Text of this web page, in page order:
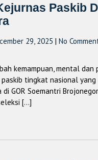
Paskib
29, 2025 | No
kemampuan, mental
tingkat nasional
GOR Soemantri
[…]